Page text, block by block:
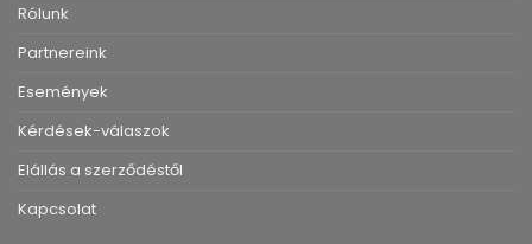
Rólunk
Partnereink
Események
Kérdések-válaszok
Elállás a szerződéstől
Kapcsolat